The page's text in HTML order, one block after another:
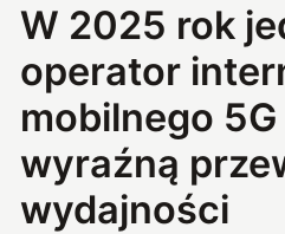
W 2025 rok
operator
mobilnego
wyraźną
wydajności